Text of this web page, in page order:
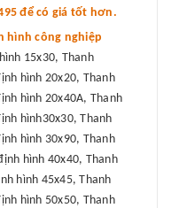
để có giá tốt hơn.
hình công nghiệp
15x30, Thanh
hình 20x20, Thanh
hình 20x40A, Thanh
hình30x30, Thanh
hình 30x90, Thanh
hình 40x40, Thanh
hình 45x45, Thanh
hình 50x50, Thanh